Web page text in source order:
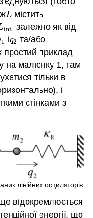
L
L містить
int
int залежно як від
1
1 іq2
q2 та/або
простий приклад
на малюнку 1, там
тільки в
і
стінками з
лінійних осциляторів.
відокремлюється
енергії, що